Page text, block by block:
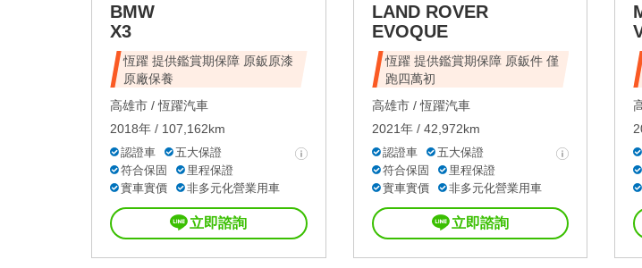
BMW
X3
恆躍 提供鑑賞期保障 原鈑原漆
原廠保養
高雄市 /恆躍汽車
2018年 / 107,162km
認證車
五大保證
符合保固
里程保證
實車實價
非多元化營業用車
立即諮詢
LAND ROVER
EVOQUE
恆躍 提供鑑賞期保障 原鈑件 僅
跑四萬初
高雄市 /恆躍汽車
2021年 / 42,972km
認證車
五大保證
符合保固
里程保證
實車實價
非多元化營業用車
立即諮詢